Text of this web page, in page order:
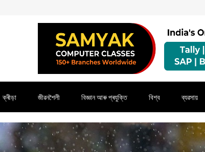
ক্ৰীড়া জীৱনশৈলী বিজ্ঞান আৰু প্ৰযুক্তি বিশ্ব ব্যৱসায়